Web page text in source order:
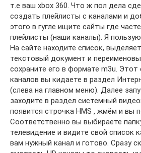
т.е ваш xbox 360. Что ж пол дела
создать плейлисты с каналами и
этого в гугле ищите сайты где
плейлисты (наши каналы). Я
На сайте находите список,
текстовый документ и
сохраните его в формате m3u.
каналов вы кидаете в раздел
(слева на главном меню). Далее
заходите в раздел системный
появится строчка HMS , жмём и вы
Соответственно вы выбираете
телевидение и видите свой список
вам нужный канал и готово. Сразу